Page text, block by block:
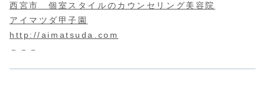
西宮市 個室スタイルのカウンセリング美容院
アイマツダ甲子園
http://aimatsuda.com
－－－